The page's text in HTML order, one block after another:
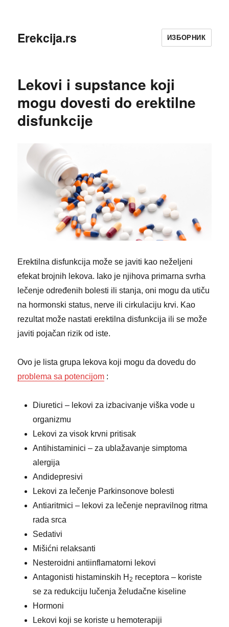
Erekcija.rs ИЗБОРНИК
Lekovi i supstance koji
mogu dovesti do erektilne
disfunkcije
Erektilna disfunkcija može se javiti kao neželjeni
efekat brojnih lekova. Iako je njihova primarna svrha
lečenje određenih bolesti ili stanja, oni mogu da utiču
na hormonski status, nerve ili cirkulaciju krvi. Kao
rezultat može nastati erektilna disfunkcija ili se može
javiti pojačan rizik od iste.
Ovo je lista grupa lekova koji mogu da dovedu do
problema sa potencijom :
Diuretici – lekovi za izbacivanje viška vode u
organizmu
Lekovi za visok krvni pritisak
Antihistaminici – za ublažavanje simptoma
alergija
Andidepresivi
Lekovi za lečenje Parkinsonove bolesti
Antiaritmici – lekovi za lečenje nepravilnog ritma
rada srca
Sedativi
Mišićni relaksanti
Nesteroidni antiinflamatorni lekovi
Antagonisti histaminskih H2 receptora – koriste
se za redukciju lučenja želudačne kiseline
Hormoni
Lekovi koji se koriste u hemoterapiji